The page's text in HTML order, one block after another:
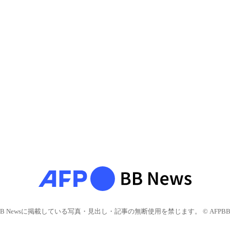
Newsに掲載している写真・見出し・記事の無断使用を禁じます。 © AFPBB